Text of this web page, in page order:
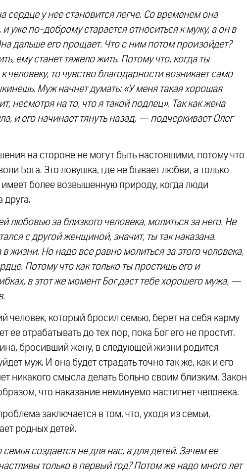
у нее становится легче. Со временем она
уже по-доброму старается относиться к мужу, а он в
дальше его прощает. Что с ним потом произойдет?
ему станет тяжело жить. Потому что, когда ты
человеку, то чувство благодарности возникает само
Муж начнет думать: «У меня такая хорошая
несмотря на то, что я такой подлец». Так как жена
и его начинает тянуть назад, — подчеркивает Олег
на стороне не могут быть настоящими, потому что
Бога. Это ловушка, где не бывает любви, а только
более возвышенную природу, когда люди
друга.
любовью за близкого человека, молиться за него. Не
с другой женщиной, значит, ты так наказана.
жизни. Но надо все равно молиться за этого человека,
Потому что как только ты простишь его и
в этот же момент Бог даст тебе хорошего мужа, —
человек, который бросил семью, берет на себя карму
ее отрабатывать до тех пор, пока Бог его не простит.
бросивший жену, в следующей жизни родится
муж. И она будет страдать точно так же, как и его
никакого смысла делать больно своим близким. Закон
что наказание неминуемо настигнет человека.
заключается в том, что, уходя из семьи,
родных детей.
создается не для нас, а для детей. Зачем ее
только в первый год? Потом же надо много лет